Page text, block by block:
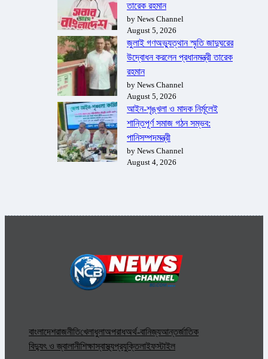
তারেক রহমান
by News Channel
August 5, 2026
জুলাই গণঅভ্যুত্থান স্মৃতি জাদুঘরের
উদ্বোধন করলেন প্রধানমন্ত্রী তারেক
রহমান
by News Channel
August 5, 2026
আইন-শৃঙ্খলা ও মাদক নির্মূলেই
শান্তিপূর্ণ সমাজ গঠন সম্ভব:
পানিসম্পদমন্ত্রী
by News Channel
August 4, 2026
বাংলাদেশরাজনীতিখেলাধুলাঅপরাধঅর্থ-বানিজ্যআন্তর্জাতিক
বিদ্যুৎ ও জ্বালানীশিক্ষাস্বাস্থ্যপ্রযুক্তিলাইফস্টাইল